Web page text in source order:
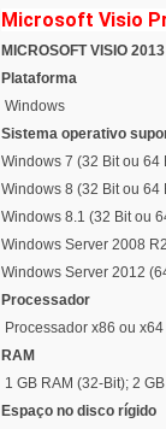
Microsoft Visio
MICROSOFT VISIO
Plataforma
Windows
Sistema operativo
Windows 7 (32 Bit ou 64
Windows 8 (32 Bit ou 64
Windows 8.1 (32 Bit ou
Windows Server 2008
Windows Server 2012
Processador
Processador x86 ou
RAM
1 GB RAM (32-Bit); 2
Espaço no disco rígido